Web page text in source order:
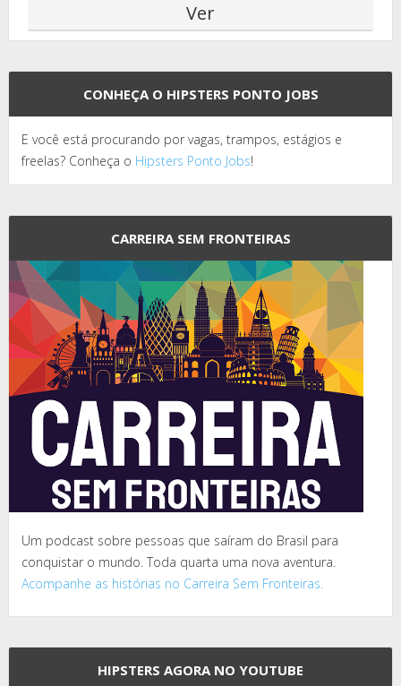
CONHEÇA O HIPSTERS PONTO JOBS
E você está procurando por vagas, trampos, estágios e
freelas? Conheça o Hipsters Ponto Jobs!
CARREIRA SEM FRONTEIRAS
Um podcast sobre pessoas que saíram do Brasil para
conquistar o mundo. Toda quarta uma nova aventura.
Acompanhe as histórias no Carreira Sem Fronteiras.
HIPSTERS AGORA NO YOUTUBE